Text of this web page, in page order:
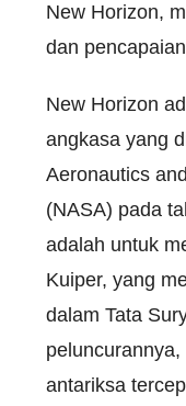
New Horizon,
dan
New Horizon
angkasa yang
Aeronautics
(NASA) pada
adalah untuk
Kuiper, yang
dalam Tata
antariksa